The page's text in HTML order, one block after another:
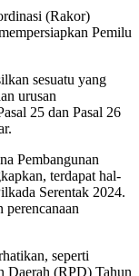
(Rakor)
Pemilu
sesuatu yang
urusan
25 dan Pasal 26
Pembangunan
terdapat hal-
Serentak 2024.
seperti
Daerah (RPD) Tahun